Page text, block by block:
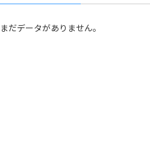
まだデータがありません。